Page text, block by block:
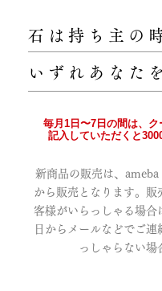
石は持ち主の
いずれあなた
毎月1日〜7日の間は、
記入していただくと
新商品の販売は、
から販売となります。
客様がいらっしゃる場
日からメールなどでご
っしゃらない場